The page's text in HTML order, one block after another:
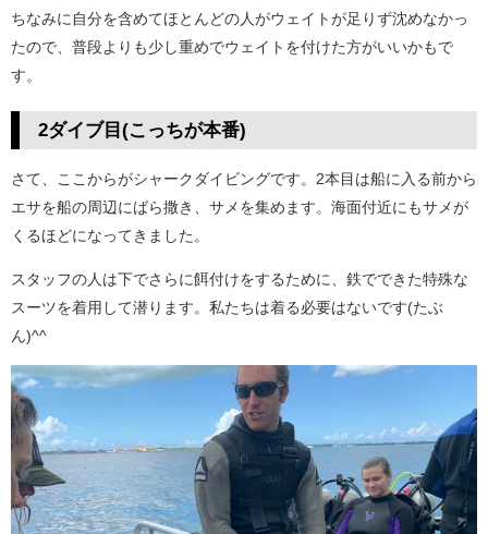
ちなみに自分を含めてほとんどの人がウェイトが足りず沈めなかっ
たので、普段よりも少し重めでウェイトを付けた方がいいかもで
す。
2ダイブ目(こっちが本番)
さて、ここからがシャークダイビングです。2本目は船に入る前から
エサを船の周辺にばら撒き、サメを集めます。海面付近にもサメが
くるほどになってきました。
スタッフの人は下でさらに餌付けをするために、鉄でできた特殊な
スーツを着用して潜ります。私たちは着る必要はないです(たぶ
ん)^^